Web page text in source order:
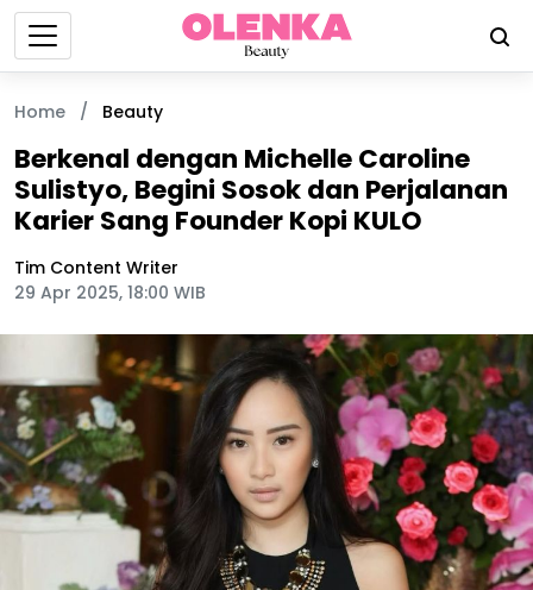
Home / Beauty
Berkenal dengan Michelle Caroline
Sulistyo, Begini Sosok dan Perjalanan
Karier Sang Founder Kopi KULO
Tim Content Writer
29 Apr 2025, 18:00 WIB